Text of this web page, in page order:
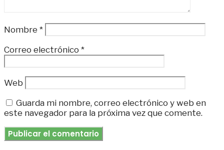
Nombre *
Correo electrónico *
Web
Guarda mi nombre, correo electrónico y web en
este navegador para la próxima vez que comente.